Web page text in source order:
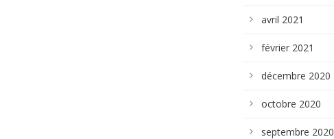
avril 2021
février 2021
décembre 2020
octobre 2020
septembre 2020